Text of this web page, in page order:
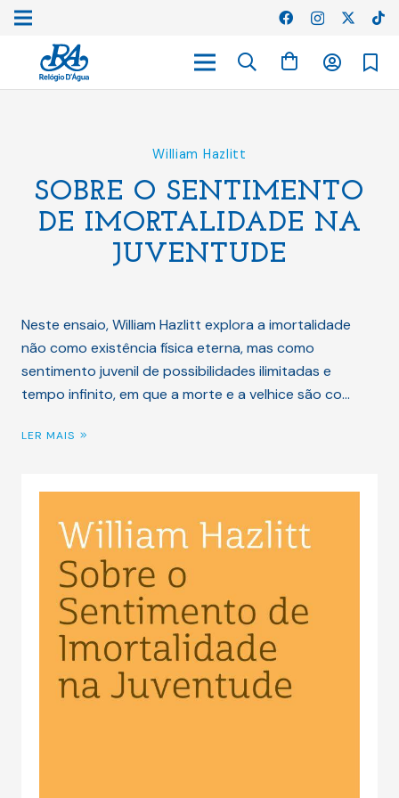
William Hazlitt
SOBRE O SENTIMENTO
DE IMORTALIDADE NA
JUVENTUDE
Neste ensaio, William Hazlitt explora a imortalidade
não como existência física eterna, mas como
sentimento juvenil de possibilidades ilimitadas e
tempo infinito, em que a morte e a velhice são co…
LER MAIS